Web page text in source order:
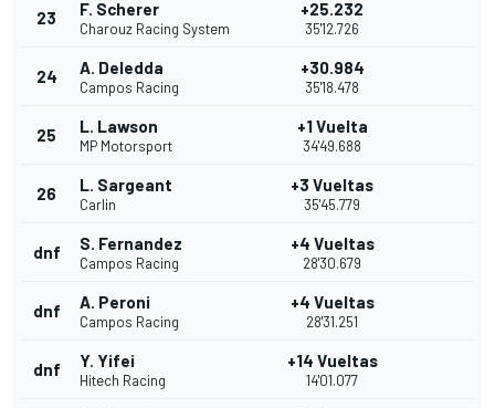
23 F. Scherer
Charouz Racing System
+25.232
35'12.726
24 A. Deledda
Campos Racing
+30.984
35'18.478
25 L. Lawson
MP Motorsport
+1 Vuelta
34'49.688
26 L. Sargeant
Carlin
+3 Vueltas
35'45.779
dnf S. Fernandez
Campos Racing
+4 Vueltas
28'30.679
dnf A. Peroni
Campos Racing
+4 Vueltas
28'31.251
dnf Y. Yifei
Hitech Racing
+14 Vueltas
14'01.077